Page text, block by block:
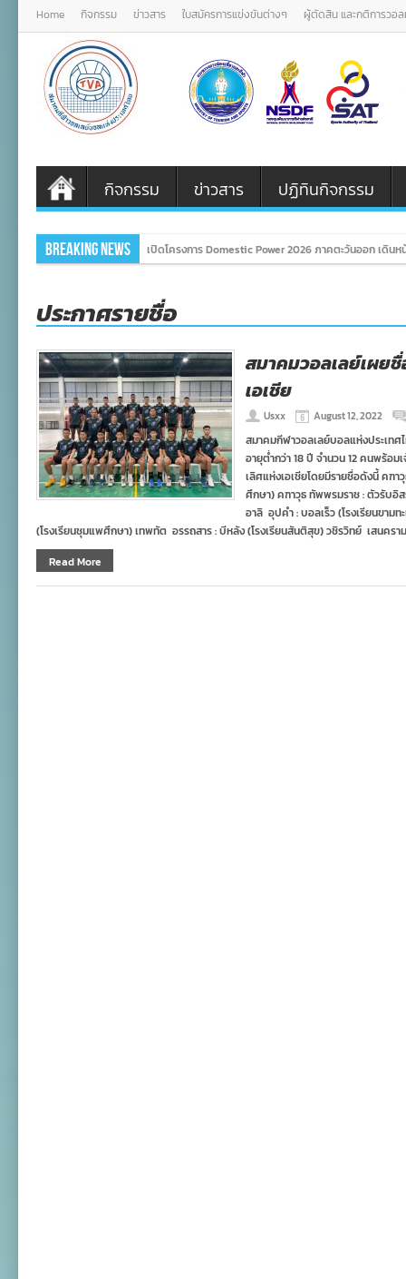
Home กิจกรรม ข่าวสาร ใบสมัครการแข่งขันต่างๆ ผู้ตัดสิน และกติการวอ
กิจกรรม ข่าวสาร ปฏิทินกิจกรรม
Breaking News เปิดโครงการ Domestic Power 2026 ภาคตะวันออก เดิ
ประกาศรายชื่อ
สมาคมวอลเลย์เผย
เอเชีย
Usxx August 12, 2022
สมาคมกีฬาวอลเลย์บอลแห่งประเท
อายุต่ำกว่า 18 ปี จำนวน 12 คนพร้อม
เลิศแห่งเอเชียโดยมีรายชื่อดังนี้ คฑ
ศึกษา) คฑาวุธ ทัพพรมราช : ตัวรับอิส
อาลิ อุปคำ : บอลเร็ว (โรงเรียนขาม
(โรงเรียนชุมแพศึกษา) เทพทัต อรรถสาร : บีหลัง (โรงเรียนสันติสุข) วชิรวิทย์ เสนครา
Read More